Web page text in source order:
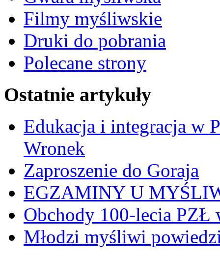
Filmy myśliwskie
Druki do pobrania
Polecane strony
Ostatnie artykuły
Edukacja i integracja w
Wronek
Zaproszenie do Goraja
EGZAMINY U
Obchody 100-lecia PZŁ
Młodzi myśliwi